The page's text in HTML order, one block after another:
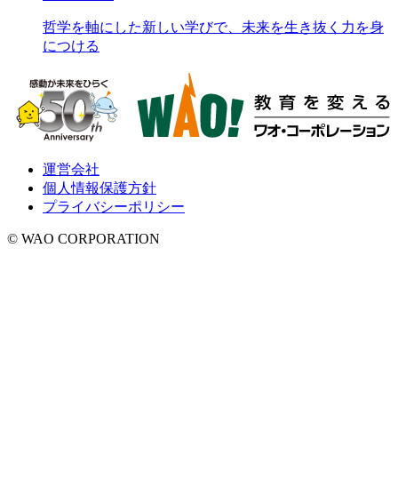
哲学を軸にした新しい学びで、未来を生き抜く力を身
につける
運営会社
個人情報保護方針
プライバシーポリシー
© WAO CORPORATION